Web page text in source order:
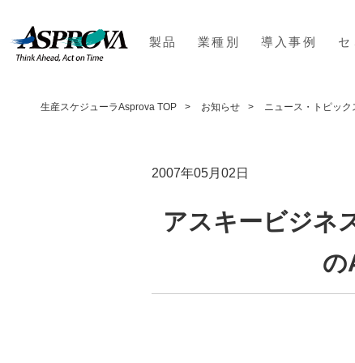
製品 業種別 導入事例 セ
生産スケジューラAsprova TOP お知らせ ニュース・トピック
2007年05月02日
アスキービジネ
の